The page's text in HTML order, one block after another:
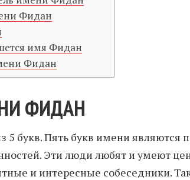
Фидан
имя Фидан
Фидан
ФИДАН
5 букв. Пять букв имени являются
Эти люди любят и умеют
и интересные собеседники.